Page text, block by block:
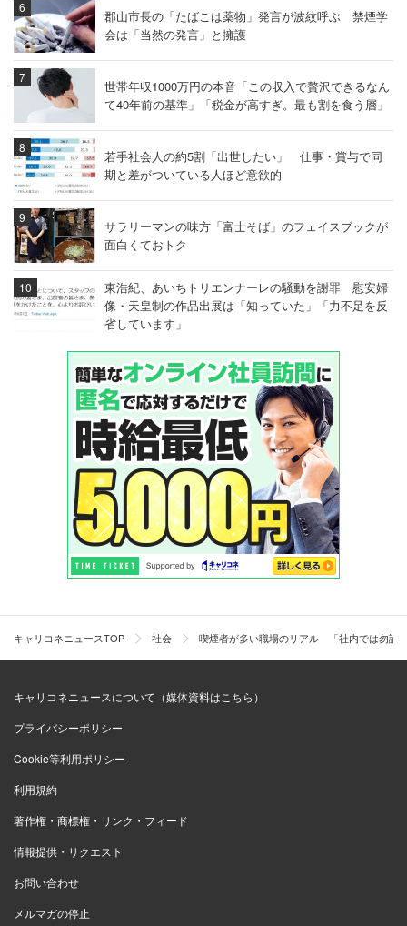
郡山市長の「たばこは薬物」発言が波紋呼ぶ 禁煙学
会は「当然の発言」と擁護
世帯年収1000万円の本音「この収入で贅沢できるなん
て40年前の基準」「税金が高すぎ。最も割を食う層」
若手社会人の約5割「出世したい」 仕事・賞与で同
期と差がついている人ほど意欲的
サラリーマンの味方「富士そば」のフェイスブックが
面白くておトク
東浩紀、あいちトリエンナーレの騒動を謝罪 慰安婦
像・天皇制の作品出展は「知っていた」「力不足を反
省しています」
キャリコネニュースTOP 社会 喫煙者が多い職場のリアル 「社内では勿論
キャリコネニュースについて（媒体資料はこちら）
プライバシーポリシー
Cookie等利用ポリシー
利用規約
著作権・商標権・リンク・フィード
情報提供・リクエスト
お問い合わせ
メルマガの停止